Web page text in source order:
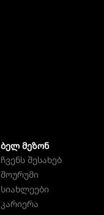
ᲑᲔᲚ ᲛᲔᲖᲝᲜ
ჩვენს შესახებ
შოურუმი
სიახლეები
კარიერა